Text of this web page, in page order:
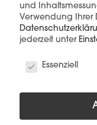
und
Verwendung Ihrer
jederzeit unter
Essenziell